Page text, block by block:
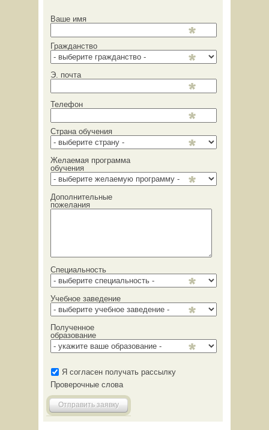
Ваше имя
Гражданство
Э. почта
Телефон
Страна обучения
Желаемая программа
обучения
Дополнительные
пожелания
Специальность
Учебное заведение
Полученное
образование
Я согласен получать рассылку
Проверочные слова
Отправить заявку